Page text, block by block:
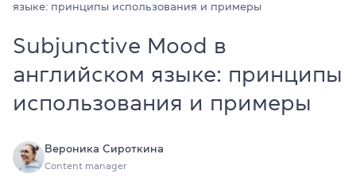
языке: принципы использования и примеры
Subjunctive Mood в
английском языке: принципы
использования и примеры
Вероника Сироткина
Content manager